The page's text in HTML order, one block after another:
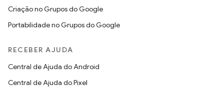
Criação no Grupos do Google
Portabilidade no Grupos do Google
RECEBER AJUDA
Central de Ajuda do Android
Central de Ajuda do Pixel